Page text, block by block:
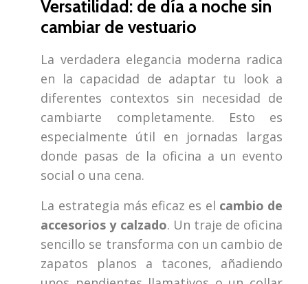
Versatilidad: de día a noche sin
cambiar de vestuario
La verdadera elegancia moderna radica
en la capacidad de adaptar tu look a
diferentes contextos sin necesidad de
cambiarte completamente. Esto es
especialmente útil en jornadas largas
donde pasas de la oficina a un evento
social o una cena.
La estrategia más eficaz es el cambio de
accesorios y calzado. Un traje de oficina
sencillo se transforma con un cambio de
zapatos planos a tacones, añadiendo